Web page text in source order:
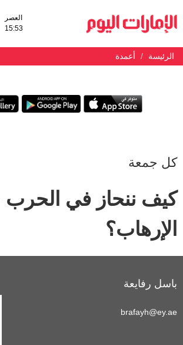
العصر
15:53
الرئيسة أعمدة
كل جمعة
كيف ننحاز في
الإرهاب؟
باسل رفايعة
brafayh@ey.ae